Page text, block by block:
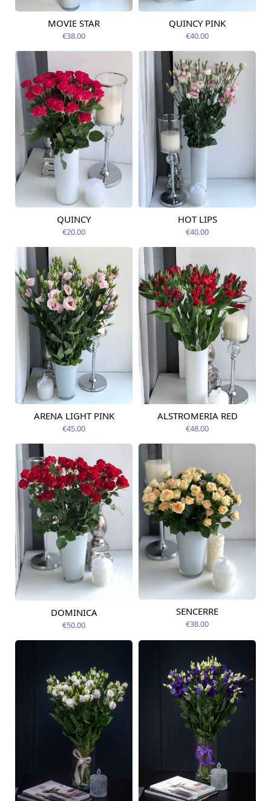
Pieejams šodien
MOVIE STAR
€38.00
Pieejams šodien
QUINCY PINK
€40.00
Pieejams šodien
QUINCY
€20.00
Pieejams šodien
HOT LIPS
€40.00
Pieejams šodien
ARENA LIGHT PINK
€45.00
Pieejams šodien
ALSTROMERIA RED
€48.00
Pieejams šodien
DOMINICA
€50.00
Pieejams šodien
SENCERRE
€38.00